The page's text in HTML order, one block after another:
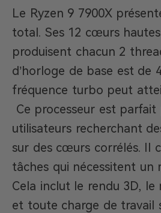
Le Ryzen 9 7900X
total. Ses 12 cœurs
produisent chacun 2
d’horloge de base est de
fréquence turbo peut
Ce processeur est parfait
utilisateurs recherchant
sur des cœurs corrélés. Il
tâches qui nécessitent un
Cela inclut le rendu 3D, le
et toute charge de travail